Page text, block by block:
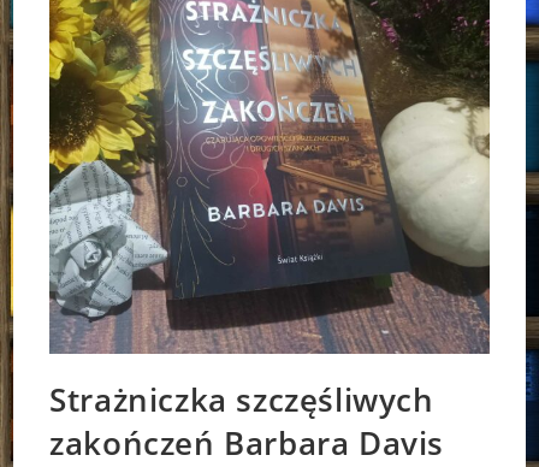
Strażniczka szczęśliwych
zakończeń Barbara Davis